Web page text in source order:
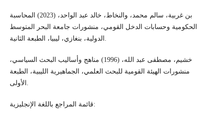
بن غربية، سالم محمد، والنخاط، خالد عبد الواحد، (2023) المحاسبة
الحكومية وحسابات الدخل القومي، منشورات جامعة البحر المتوسط
الدولية، بنغازي، ليبيا، الطبعة الثانية.
خشيم، مصطفى عبد الله، (1996) مناهج وأساليب البحث السياسي،
منشورات الهيئة القومية للبحث العلمي، الجماهيرية الليبية، الطبعة
الأولى.
قائمة المراجع باللغة الإنجليزية: